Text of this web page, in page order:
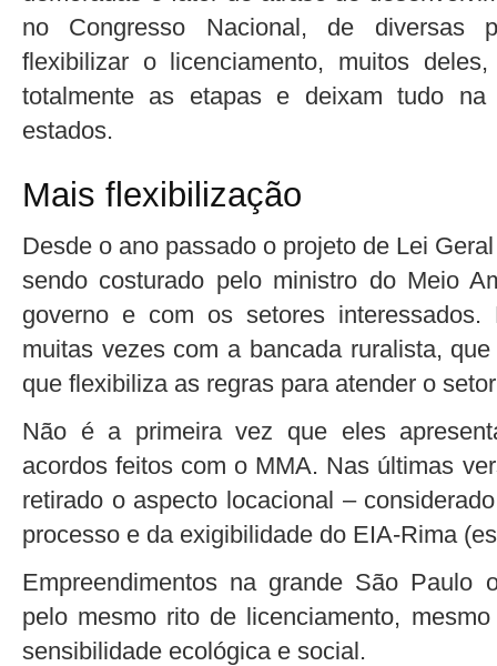
no Congresso Nacional, de diversas
flexibilizar o licenciamento, muitos
totalmente as etapas e deixam tudo
estados.
Mais flexibilização
Desde o ano passado o projeto de Lei
sendo costurado pelo ministro do Meio
governo e com os setores
muitas vezes com a bancada ruralista,
que flexibiliza as regras para atender o
Não é a primeira vez que eles
acordos feitos com o MMA. Nas últimas
retirado o aspecto locacional –
processo e da exigibilidade do EIA-Rima
Empreendimentos na grande São Paulo
pelo mesmo rito de licenciamento,
sensibilidade ecológica e social.